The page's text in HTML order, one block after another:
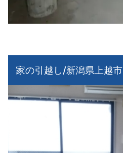
家の引越し/新潟県上越市